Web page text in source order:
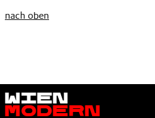
nach oben
Wien
Modern